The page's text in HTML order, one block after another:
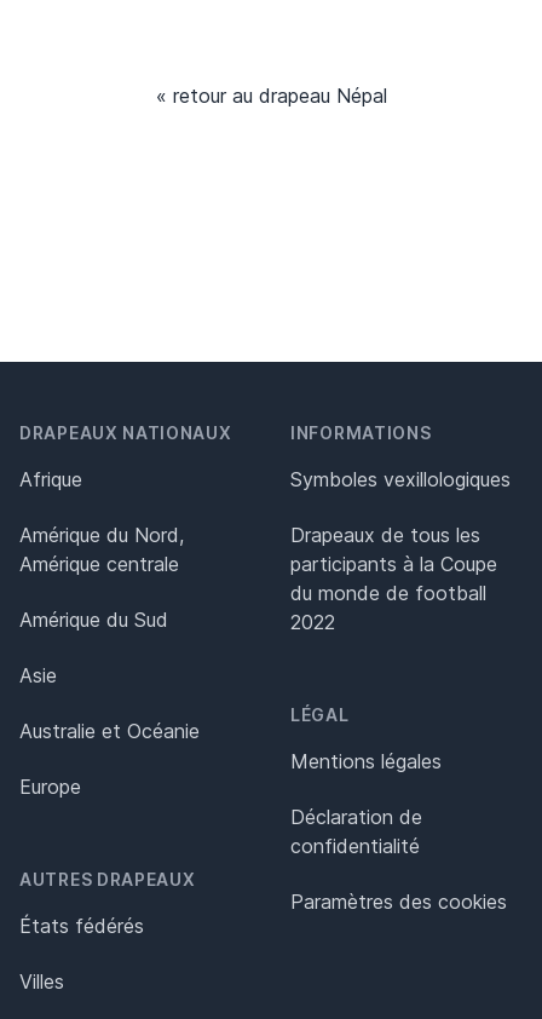
« retour au drapeau Népal
DRAPEAUX NATIONAUX
Afrique
Amérique du Nord,
Amérique centrale
Amérique du Sud
Asie
Australie et Océanie
Europe
AUTRES DRAPEAUX
États fédérés
Villes
INFORMATIONS
Symboles vexillologiques
Drapeaux de tous les
participants à la Coupe
du monde de football
2022
LÉGAL
Mentions légales
Déclaration de
confidentialité
Paramètres des cookies